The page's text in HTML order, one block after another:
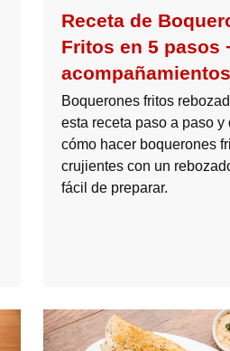
Receta de
Fritos en 5 pasos
acompañamientos
Boquerones fritos
esta receta paso a paso y
cómo hacer boquerones
crujientes con un
fácil de preparar.